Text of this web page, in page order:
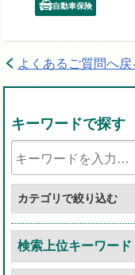
自動車保険
よくあるご質問へ戻
キーワードで探す
カテゴリで絞り込む
検索上位キーワード